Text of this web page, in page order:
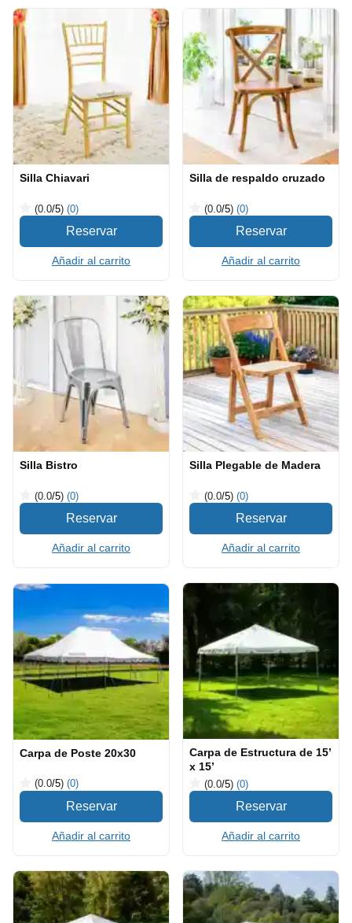
Silla Chiavari
(0.0/5) (0)
Añadir al carrito
Silla de respaldo cruzado
(0.0/5) (0)
Añadir al carrito
Silla Bistro
(0.0/5) (0)
Añadir al carrito
Silla Plegable de Madera
(0.0/5) (0)
Añadir al carrito
Carpa de Poste 20x30
(0.0/5) (0)
Añadir al carrito
Carpa de Estructura de 15’
x 15’
(0.0/5) (0)
Añadir al carrito